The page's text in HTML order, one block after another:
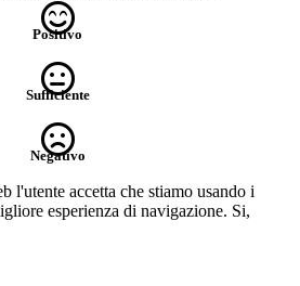
Positivo
Sufficiente
Negativo
l'utente accetta che stiamo usando i
esperienza di navigazione. Si,